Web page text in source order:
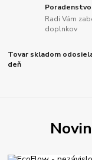
Radi Vám
doplnkov
Tovar skladom
deň